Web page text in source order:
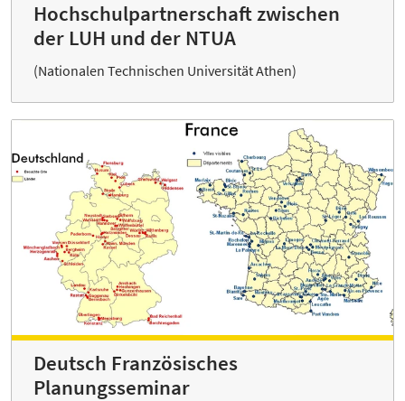
Hochschulpartnerschaft zwischen
der LUH und der NTUA
(Nationalen Technischen Universität Athen)
Deutsch Französisches
Planungsseminar